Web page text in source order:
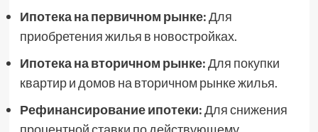
Ипотека на первичном рынке:Для
приобретения жилья в новостройках.
Ипотека на вторичном рынке:Для покупки
квартир и домов на вторичном рынке жилья.
Рефинансирование ипотеки:Для снижения